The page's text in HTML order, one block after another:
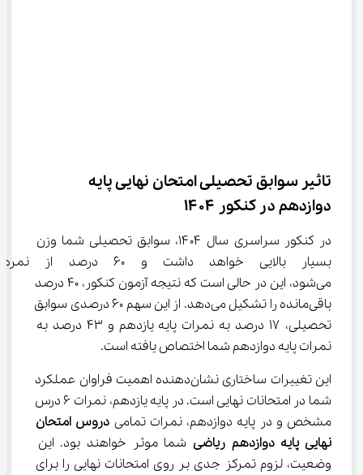
تاثیر سوابق تحصیلی امتحان نهایی پایه
دوازدهم در کنکور ۱۴۰۴
در کنکور سراسری سال ۱۴۰۴، سوابق تحصیلی شما وزن
بسیار بالایی خواهد داشت و
می‌شود، این در حالی است که نتیجه آزمون کنکور، ۴۰ درصد
باقی‌مانده را تشکیل می‌دهد. از این سهم ۶۰ درصدی سوابق
تحصیلی، ۱۷ درصد به نمرات پایه یازدهم و ۴۳ درصد به
نمرات پایه دوازدهم شما اختصاص یافته است.
این تغییرات ساختاری نشان‌دهنده اهمیت فراوان عملکرد
شما در امتحانات نهایی است. در پایه یازدهم، نمرات ۶ درس
مشخص و در پایه دوازدهم، نمرات تمامی دروس امتحان
نهایی پایه دوازدهم ریاضی شما موثر خواهند بود. این
وضعیت، لزوم تمرکز جدی بر روی امتحانات نهایی را برای